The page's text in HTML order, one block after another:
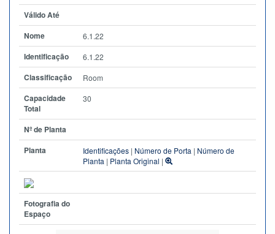
Válido Até
Nome
6.1.22
Identificação 6.1.22
Classificação Room
Capacidade
Total
30
Nº de Planta
Planta
Identificações | Número de Porta | Número de
Planta | Planta Original |
Fotografia do
Espaço